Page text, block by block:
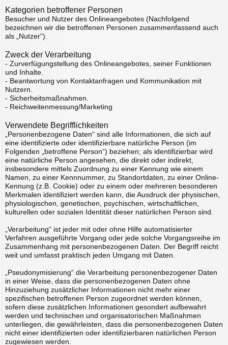
Kategorien betroffener Personen
Besucher und Nutzer des Onlineangebotes (Nachfolgend
bezeichnen wir die betroffenen Personen zusammenfassend auch
als „Nutzer“).
Zweck der Verarbeitung
- Zurverfügungstellung des Onlineangebotes, seiner Funktionen
und Inhalte.
- Beantwortung von Kontaktanfragen und Kommunikation mit
Nutzern.
- Sicherheitsmaßnahmen.
- Reichweitenmessung/Marketing
Verwendete Begrifflichkeiten
„Personenbezogene Daten“ sind alle Informationen, die sich auf
eine identifizierte oder identifizierbare natürliche Person (im
Folgenden „betroffene Person“) beziehen; als identifizierbar wird
eine natürliche Person angesehen, die direkt oder indirekt,
insbesondere mittels Zuordnung zu einer Kennung wie einem
Namen, zu einer Kennnummer, zu Standortdaten, zu einer Online-
Kennung (z.B. Cookie) oder zu einem oder mehreren besonderen
Merkmalen identifiziert werden kann, die Ausdruck der physischen,
physiologischen, genetischen, psychischen, wirtschaftlichen,
kulturellen oder sozialen Identität dieser natürlichen Person sind.
„Verarbeitung“ ist jeder mit oder ohne Hilfe automatisierter
Verfahren ausgeführte Vorgang oder jede solche Vorgangsreihe im
Zusammenhang mit personenbezogenen Daten. Der Begriff reicht
weit und umfasst praktisch jeden Umgang mit Daten.
„Pseudonymisierung“ die Verarbeitung personenbezogener Daten
in einer Weise, dass die personenbezogenen Daten ohne
Hinzuziehung zusätzlicher Informationen nicht mehr einer
spezifischen betroffenen Person zugeordnet werden können,
sofern diese zusätzlichen Informationen gesondert aufbewahrt
werden und technischen und organisatorischen Maßnahmen
unterliegen, die gewährleisten, dass die personenbezogenen Daten
nicht einer identifizierten oder identifizierbaren natürlichen Person
zugewiesen werden.